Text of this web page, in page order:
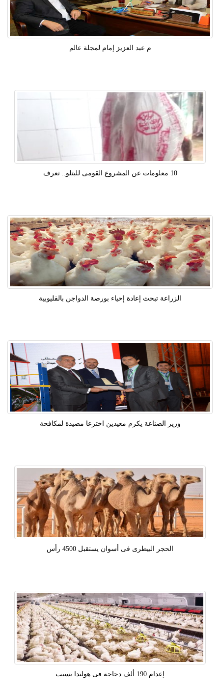
م عبد العزيز إمام لمجلة عالم
10 معلومات عن المشروع القومى للبتلو.. تعرف
الزراعة تبحث إعادة إحياء بورصة الدواجن بالقليوبية
وزير الصناعة يكرم معيدين اخترعا مصيدة لمكافحة
الحجر البيطرى فى أسوان يستقبل 4500 رأس
إعدام 190 ألف دجاجة فى هولندا بسبب